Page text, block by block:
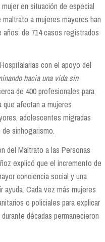
en situación de especial
a mujeres mayores han
de 714 casos registrados
con el apoyo del
hacia una vida sin
de 400 profesionales para
afectan a mujeres
adolescentes migradas
sinhogarismo.
del Maltrato a las Personas
explicó que el incremento de
conciencia social y una
Cada vez más mujeres
o policiales para explicar
décadas permanecieron